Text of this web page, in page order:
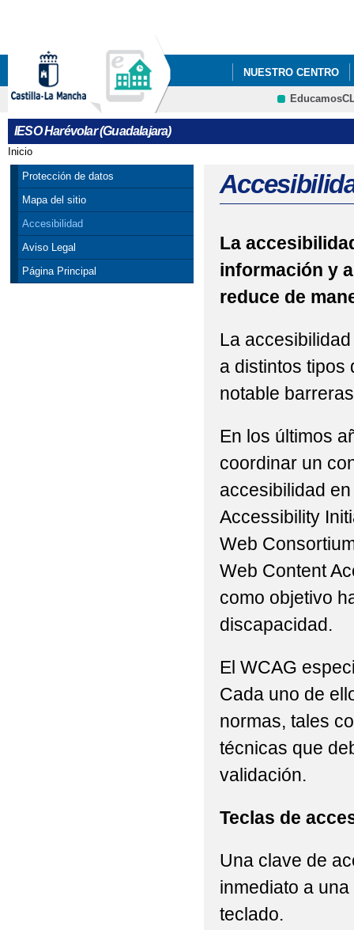
NUESTRO CENTRO
ANUNCIOS Y
IESO Harévolar (Guadalajara)
Se encuentra usted aquí
Inicio
Protección de datos
Mapa del sitio
Accesibilidad
Aviso Legal
Página Principal
La
información y
reduce de
La
a distintos tipos
notable
En los últimos
coordinar un
accesibilidad
Accessibility
Web
Web Content
como objetivo
discapacidad.
El WCAG
Cada uno de
normas, tales
técnicas que
validación.
Teclas de
Una clave de
inmediato a
teclado.